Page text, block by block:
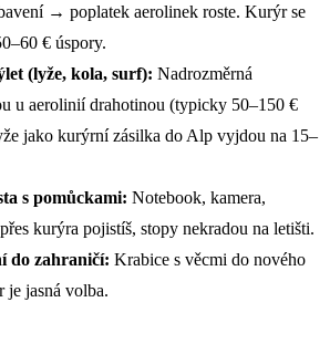
→ poplatek aerolinek roste. Kurýr se
€ úspory.
(lyže, kola, surf): Nadrozměrná
u aerolinií drahotinou (typicky 50–150 €
jako kurýrní zásilka do Alp vyjdou na 15–
s pomůckami: Notebook, kamera,
kurýra pojistíš, stopy nekradou na letišti.
do zahraničí: Krabice s věcmi do nového
jasná volba.